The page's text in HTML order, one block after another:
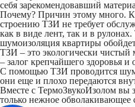
себя зарекомендовавший
Почему? Причин этому много. К
строению ТЗИ не требует
как в виде лент, так и в
шумоизоляция квартиры
ТЗИ – это экологически чистый
– залог крепчайшего здоровья
С помощью ТЗИ проводится
они еще и плохо передаются
Вместе с ТермоЗвукоИзолом вы
только нежное